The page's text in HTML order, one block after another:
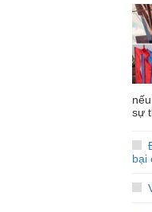
sự
bại